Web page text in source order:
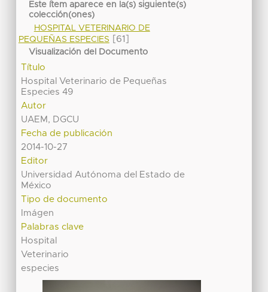
Este ítem aparece en la(s) siguiente(s)
colección(ones)
HOSPITAL VETERINARIO DE
PEQUEÑAS ESPECIES
[61]
Visualización del Documento
Título
Hospital Veterinario de Pequeñas
Especies 49
Autor
UAEM, DGCU
Fecha de publicación
2014-10-27
Editor
Universidad Autónoma del Estado de
México
Tipo de documento
Imágen
Palabras clave
Hospital
Veterinario
especies